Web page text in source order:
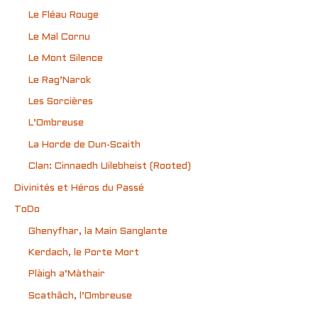
Le Fléau Rouge
Le Mal Cornu
Le Mont Silence
Le Rag’Narok
Les Sorcières
L’Ombreuse
La Horde de Dun-Scaith
Clan: Cinnaedh Uilebheist (Rooted)
Divinités et Héros du Passé
ToDo
Ghenyfhar, la Main Sanglante
Kerdach, le Porte Mort
Plàigh a’Màthair
Scathâch, l’Ombreuse